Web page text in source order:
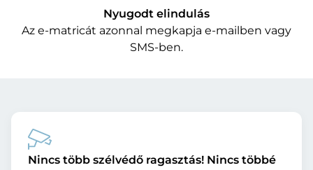
Nyugodt elindulás
Az e-matricát azonnal megkapja e-mailben vagy
SMS-ben.
Nincs több szélvédő ragasztás! Nincs többé